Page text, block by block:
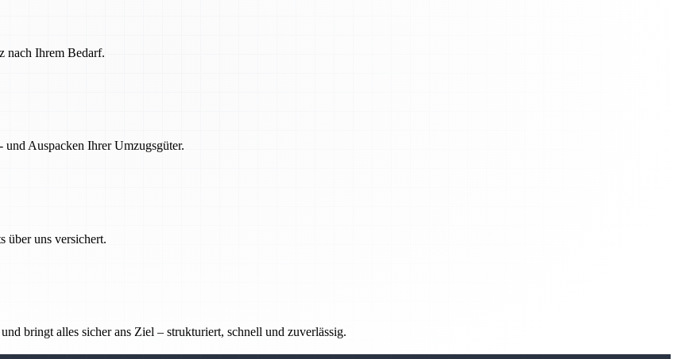
nach Ihrem Bedarf.
und Auspacken Ihrer Umzugsgüter.
über uns versichert.
bringt alles sicher ans Ziel – strukturiert, schnell und zuverlässig.